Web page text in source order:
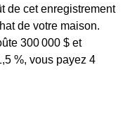
de cet enregistrement
de votre maison.
300 000 $ et
%, vous payez 4